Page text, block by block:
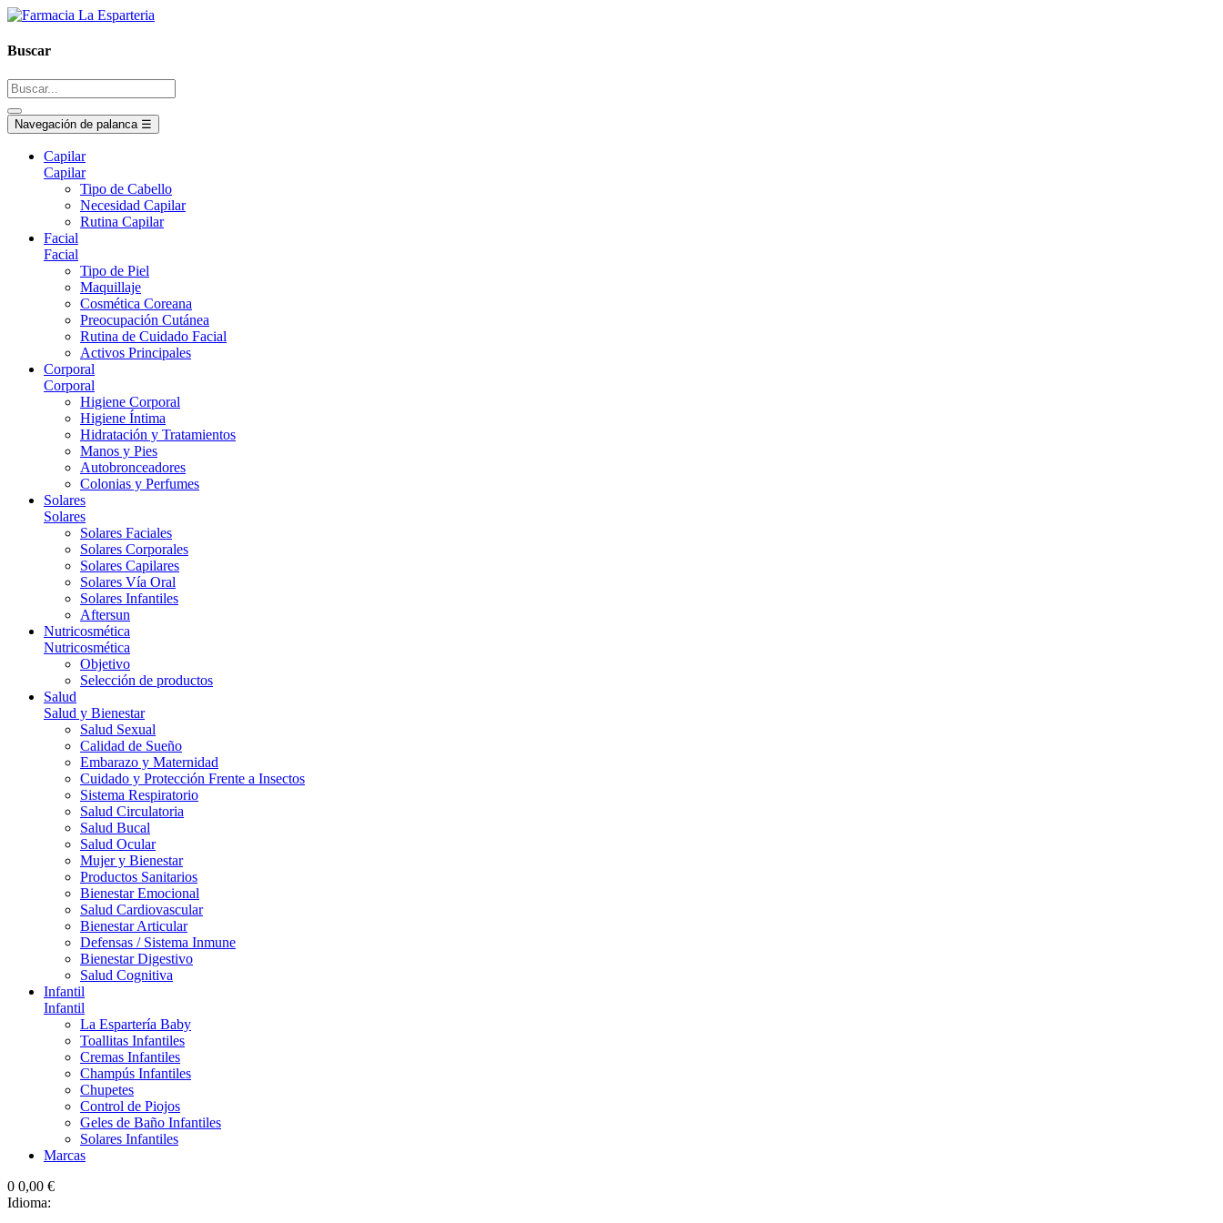
Buscar
Navegación de palanca ☰
Capilar
Capilar
Tipo de Cabello
Necesidad Capilar
Rutina Capilar
Facial
Facial
Tipo de Piel
Maquillaje
Cosmética Coreana
Preocupación Cutánea
Rutina de Cuidado Facial
Activos Principales
Corporal
Corporal
Higiene Corporal
Higiene Íntima
Hidratación y Tratamientos
Manos y Pies
Autobronceadores
Colonias y Perfumes
Solares
Solares
Solares Faciales
Solares Corporales
Solares Capilares
Solares Vía Oral
Solares Infantiles
Aftersun
Nutricosmética
Nutricosmética
Objetivo
Selección de productos
Salud
Salud y Bienestar
Salud Sexual
Calidad de Sueño
Embarazo y Maternidad
Cuidado y Protección Frente a Insectos
Sistema Respiratorio
Salud Circulatoria
Salud Bucal
Salud Ocular
Mujer y Bienestar
Productos Sanitarios
Bienestar Emocional
Salud Cardiovascular
Bienestar Articular
Defensas / Sistema Inmune
Bienestar Digestivo
Salud Cognitiva
Infantil
Infantil
La Espartería Baby
Toallitas Infantiles
Cremas Infantiles
Champús Infantiles
Chupetes
Control de Piojos
Geles de Baño Infantiles
Solares Infantiles
Marcas
0 0,00 €
Idioma: